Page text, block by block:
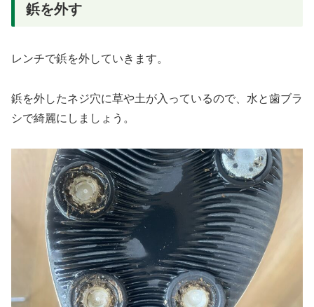
鋲を外す
レンチで鋲を外していきます。
鋲を外したネジ穴に草や土が入っているので、水と歯ブラ
シで綺麗にしましょう。